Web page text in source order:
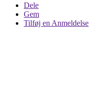
Dele
Gem
Tilføj en Anmeldelse